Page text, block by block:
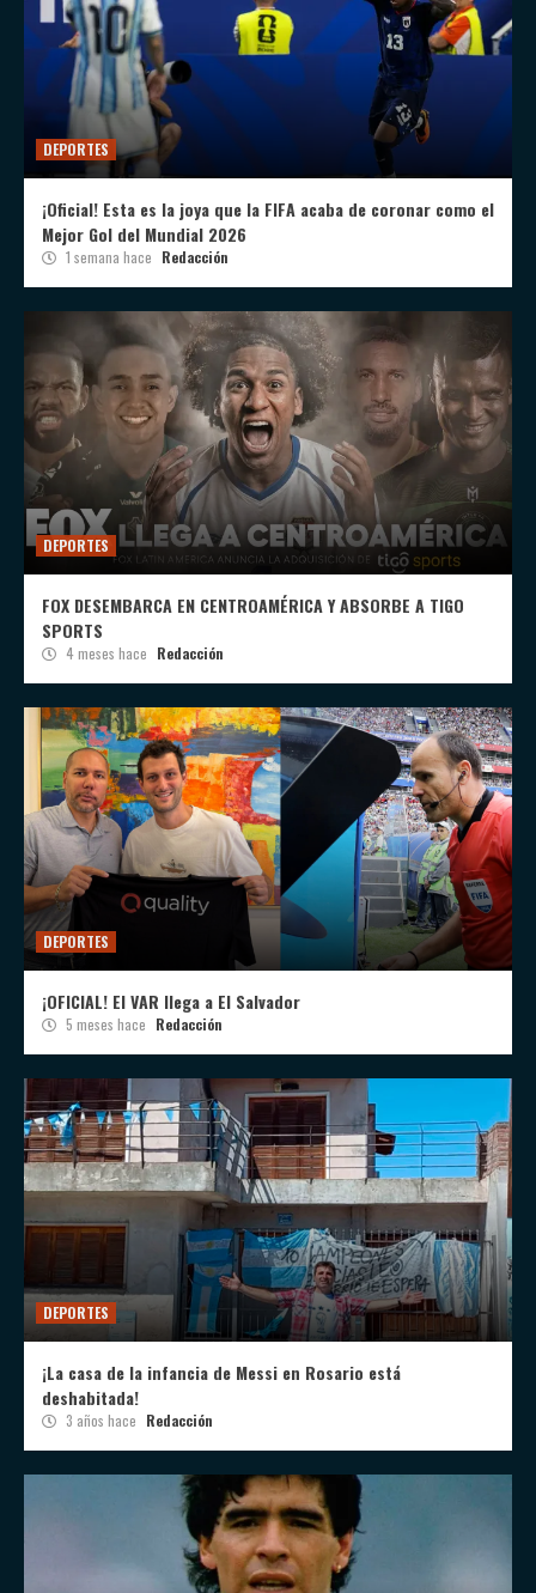
DEPORTES
¡Oficial! Esta es la joya que la FIFA acaba de coronar como el
Mejor Gol del Mundial 2026
1 semana hace Redacción
DEPORTES
FOX DESEMBARCA EN CENTROAMÉRICA Y ABSORBE A TIGO
SPORTS
4 meses hace Redacción
DEPORTES
¡OFICIAL! El VAR llega a El Salvador
5 meses hace Redacción
DEPORTES
¡La casa de la infancia de Messi en Rosario está
deshabitada!
3 años hace Redacción